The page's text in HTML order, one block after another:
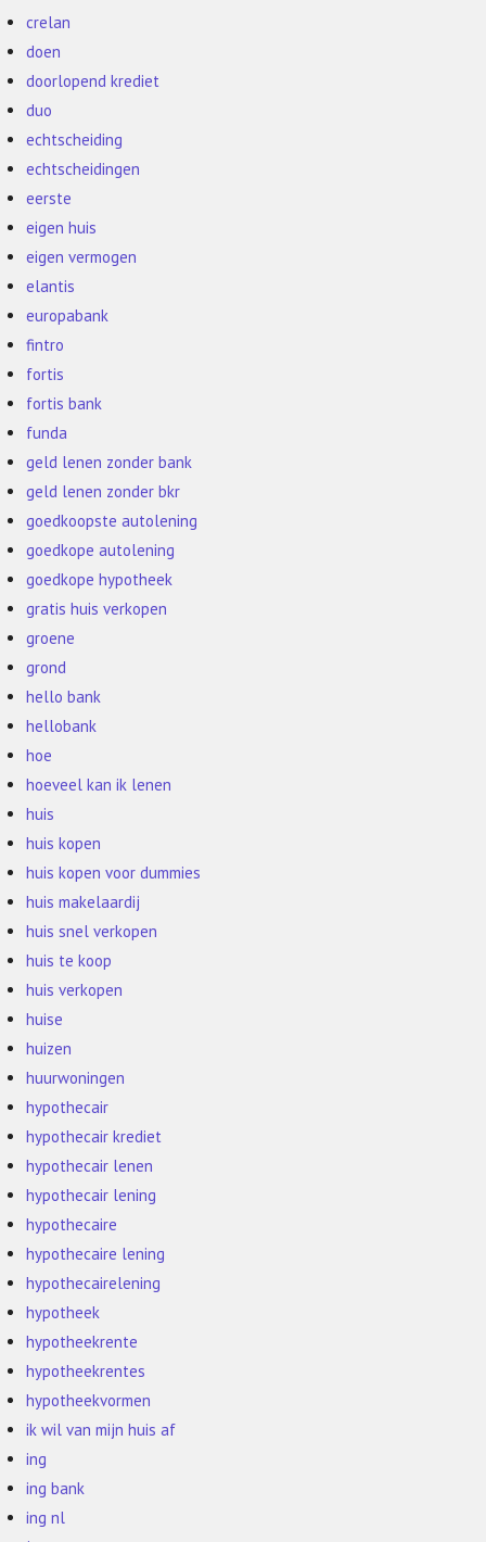
crelan
doen
doorlopend krediet
duo
echtscheiding
echtscheidingen
eerste
eigen huis
eigen vermogen
elantis
europabank
fintro
fortis
fortis bank
funda
geld lenen zonder bank
geld lenen zonder bkr
goedkoopste autolening
goedkope autolening
goedkope hypotheek
gratis huis verkopen
groene
grond
hello bank
hellobank
hoe
hoeveel kan ik lenen
huis
huis kopen
huis kopen voor dummies
huis makelaardij
huis snel verkopen
huis te koop
huis verkopen
huise
huizen
huurwoningen
hypothecair
hypothecair krediet
hypothecair lenen
hypothecair lening
hypothecaire
hypothecaire lening
hypothecairelening
hypotheek
hypotheekrente
hypotheekrentes
hypotheekvormen
ik wil van mijn huis af
ing
ing bank
ing nl